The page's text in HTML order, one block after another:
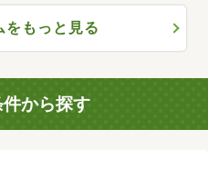
をもっと見る
から探す